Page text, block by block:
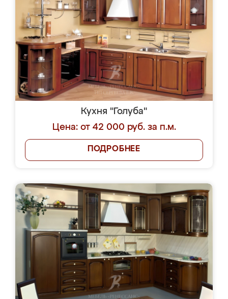
Кухня "Голуба"
Цена: от 42 000 руб. за п.м.
ПОДРОБНЕЕ